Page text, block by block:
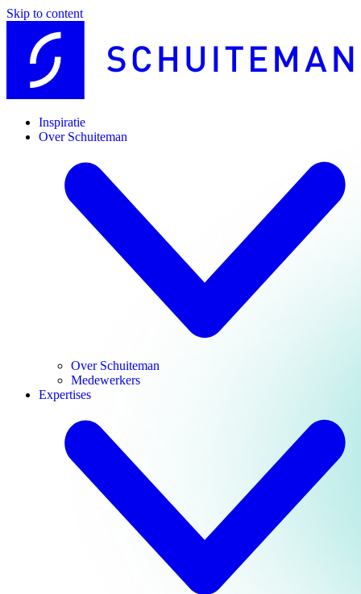
Skip to content
Inspiratie
Over Schuiteman
Over Schuiteman
Medewerkers
Expertises